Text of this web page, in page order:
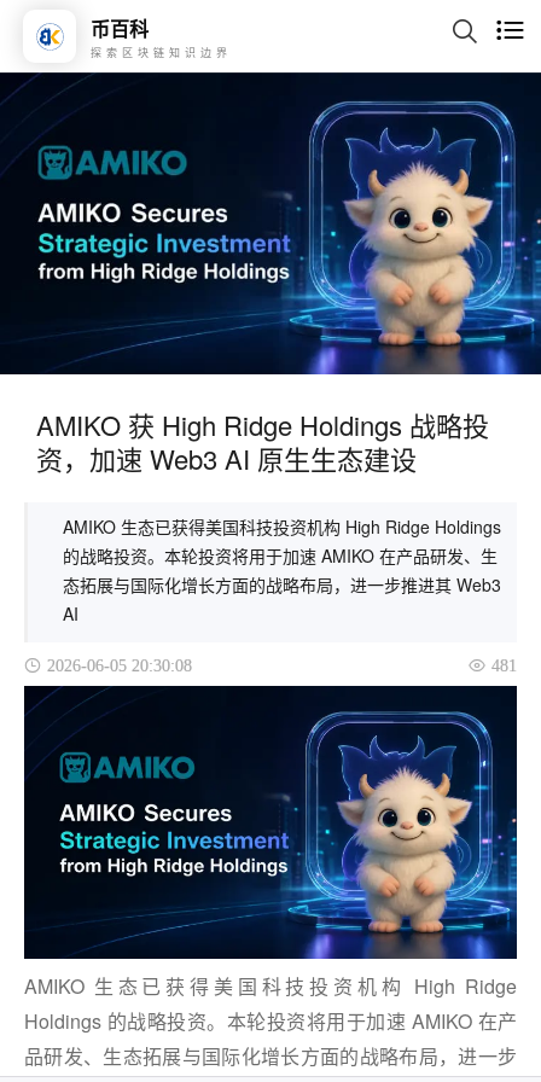
币百科
探索区块链知识边界
AMIKO 获 High Ridge Holdings 战略投
资，加速 Web3 AI 原生生态建设
AMIKO 生态已获得美国科技投资机构 High Ridge Holdings
的战略投资。本轮投资将用于加速 AMIKO 在产品研发、生
态拓展与国际化增长方面的战略布局，进一步推进其 Web3
AI
2026-06-05 20:30:08 481
AMIKO 生态已获得美国科技投资机构 High Ridge
Holdings 的战略投资。本轮投资将用于加速 AMIKO 在产
品研发、生态拓展与国际化增长方面的战略布局，进一步